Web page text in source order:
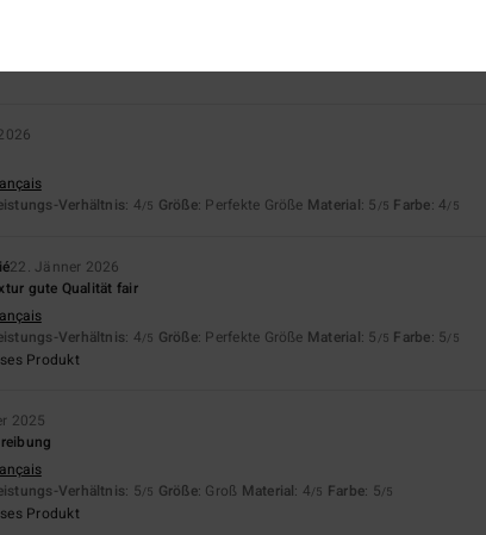
Verhältnis: 4/5 Größe: Perfekte Größe Material: 5 /5 Farbe: 4/5
22. Jänner 2026
gute Qualität fair
Verhältnis: 4/5 Größe: Perfekte Größe Material: 5 /5 Farbe: 5/5
Produkt
2025
Verhältnis: 5/5 Größe: Groß Material: 4/5 Farbe: 5/5
Produkt